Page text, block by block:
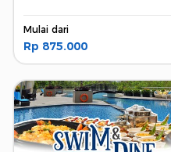
Mulai dari
Rp 875.000